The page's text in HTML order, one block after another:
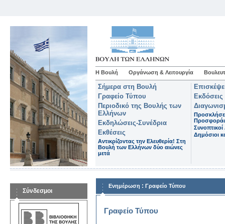
Η Βουλή Οργάνωση & Λειτουργία
Σήμερα στη Βουλή
Γραφείο Τύπου
Περιοδικό της Βουλής των
Ελλήνων
Εκδηλώσεις-Συνέδρια
Εκθέσεις
Αντικρίζοντας την Ελευθερία! Στη
Βουλή των Ελλήνων δύο αιώνες
μετά
Εκδόσεις
Δημόσιοι
Σύνδεσμοι
Ενημέρωση : Γραφείο Τύπου
Γραφείο Τύπου